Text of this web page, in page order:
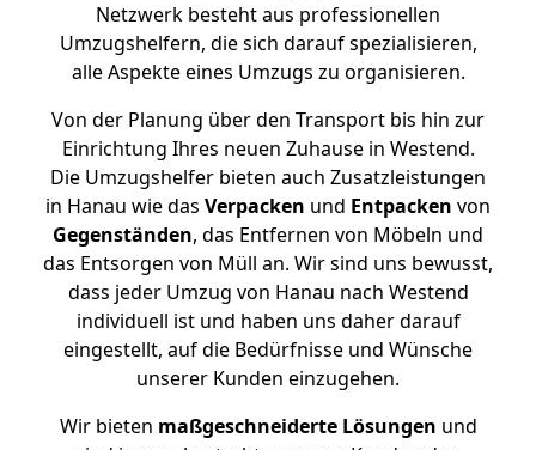
Netzwerk besteht aus professionellen
Umzugshelfern, die sich darauf spezialisieren,
alle Aspekte eines Umzugs zu organisieren.
Von der Planung über den Transport bis hin zur
Einrichtung Ihres neuen Zuhause in Westend.
Die Umzugshelfer bieten auch Zusatzleistungen
in Hanau wie das Verpacken und Entpacken von
Gegenständen, das Entfernen von Möbeln und
das Entsorgen von Müll an. Wir sind uns bewusst,
dass jeder Umzug von Hanau nach Westend
individuell ist und haben uns daher darauf
eingestellt, auf die Bedürfnisse und Wünsche
unserer Kunden einzugehen.
Wir bieten maßgeschneiderte Lösungen und